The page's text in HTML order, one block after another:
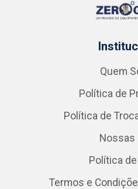
Quem
Política de
Política de
Nossas
Política
Termos e